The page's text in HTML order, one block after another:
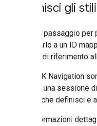
Definisci gli
Il primo passaggio
associarlo a un ID
Fai quindi riferimento
Nell'SDK Navigation
durante una sessione
Gli stili che definisci e
Per informazioni